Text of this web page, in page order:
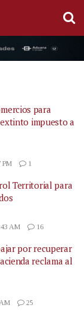
para
impuesto a
PM
1
Territorial para
AM
16
por recuperar
reclama al
25